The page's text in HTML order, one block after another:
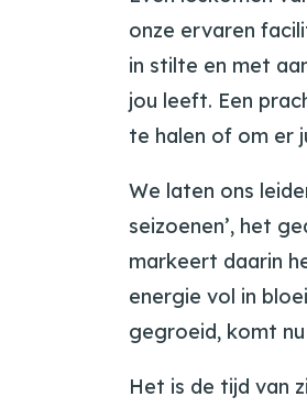
onze ervaren
in stilte en met
jou leeft. Een
te halen of om er
We laten ons
seizoenen’, het
markeert daarin
energie vol in
gegroeid, komt
Het is de tijd van